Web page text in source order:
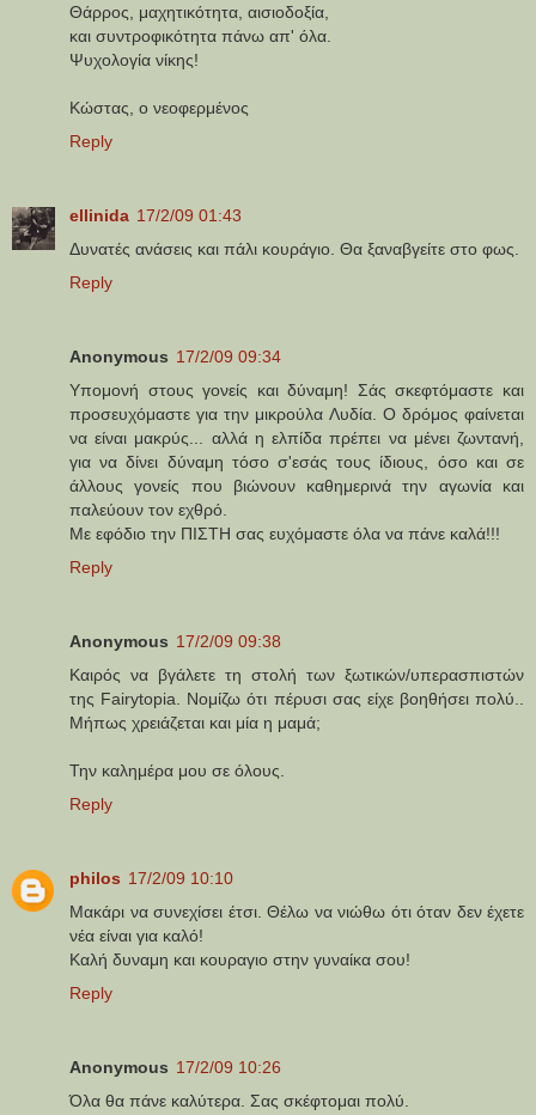
Θάρρος, μαχητικότητα, αισιοδοξία,
και συντροφικότητα πάνω απ' όλα.
Ψυχολογία νίκης!
Κώστας, ο νεοφερμένος
Reply
ellinida 17/2/09 01:43
Δυνατές ανάσεις και πάλι κουράγιο. Θα ξαναβγείτε στο φως.
Reply
Anonymous 17/2/09 09:34
Υπομονή στους γονείς και δύναμη! Σάς σκεφτόμαστε και
προσευχόμαστε για την μικρούλα Λυδία. Ο δρόμος φαίνεται
να είναι μακρύς... αλλά η ελπίδα πρέπει να μένει ζωντανή,
για να δίνει δύναμη τόσο σ'εσάς τους ίδιους, όσο και σε
άλλους γονείς που βιώνουν καθημερινά την αγωνία και
παλεύουν τον εχθρό.
Με εφόδιο την ΠΙΣΤΗ σας ευχόμαστε όλα να πάνε καλά!!!
Reply
Anonymous 17/2/09 09:38
Καιρός να βγάλετε τη στολή των ξωτικών/υπερασπιστών
της Fairytopia. Νομίζω ότι πέρυσι σας είχε βοηθήσει πολύ..
Μήπως χρειάζεται και μία η μαμά;
Την καλημέρα μου σε όλους.
Reply
philos 17/2/09 10:10
Μακάρι να συνεχίσει έτσι. Θέλω να νιώθω ότι όταν δεν έχετε
νέα είναι για καλό!
Καλή δυναμη και κουραγιο στην γυναίκα σου!
Reply
Anonymous 17/2/09 10:26
Όλα θα πάνε καλύτερα. Σας σκέφτομαι πολύ.